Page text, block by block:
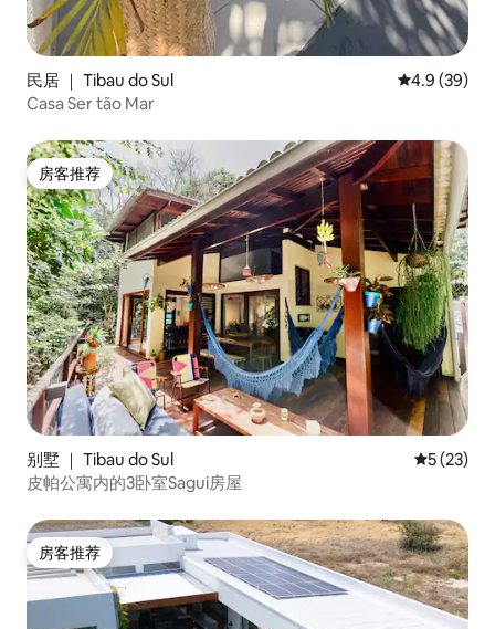
民居 ｜ Tibau do Sul 平均评分
4.9 (39)
Casa Ser tão Mar
房客推荐
房客推荐
别墅 ｜ Tibau do Sul 平均评分
5 (23)
皮帕公寓内的3卧室Sagui房屋
房客推荐
房客推荐